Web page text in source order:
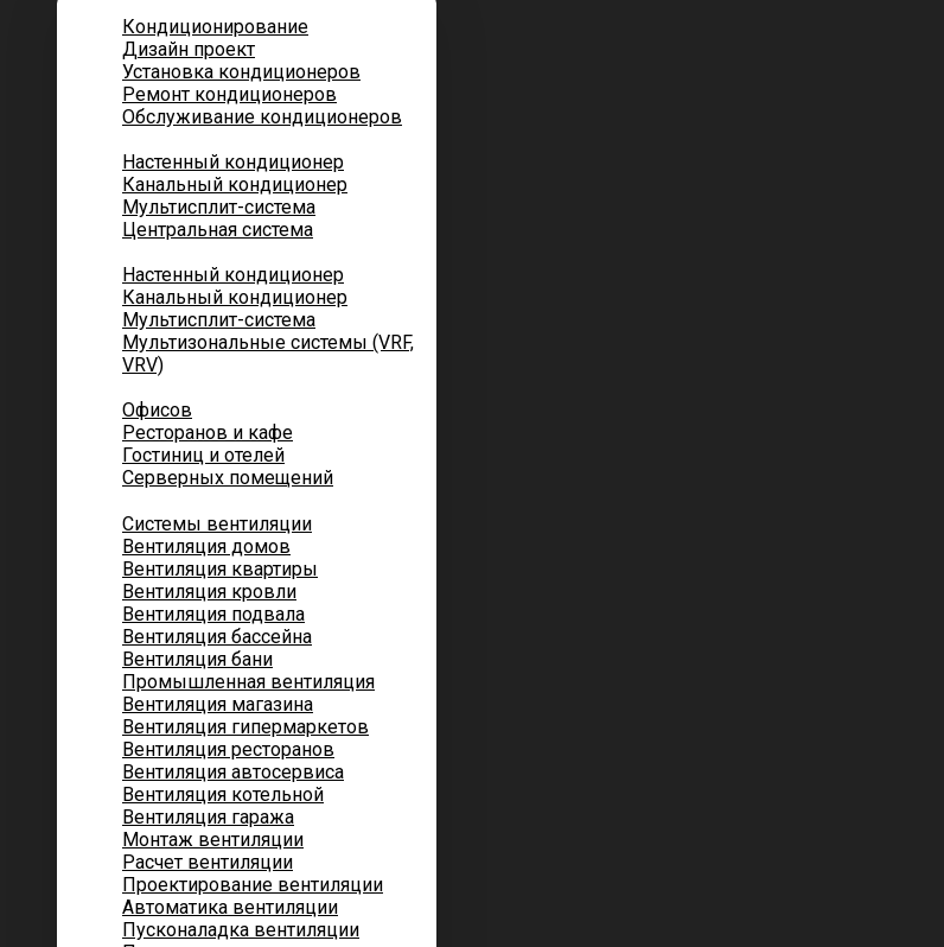
Кондиционирование
Дизайн проект
Установка кондиционеров
Ремонт кондиционеров
Обслуживание кондиционеров
Настенный кондиционер
Канальный кондиционер
Мультисплит-система
Центральная система
Настенный кондиционер
Канальный кондиционер
Мультисплит-система
Мультизональные системы (VRF,
VRV)
Офисов
Ресторанов и кафе
Гостиниц и отелей
Серверных помещений
Системы вентиляции
Вентиляция домов
Вентиляция квартиры
Вентиляция кровли
Вентиляция подвала
Вентиляция бассейна
Вентиляция бани
Промышленная вентиляция
Вентиляция магазина
Вентиляция гипермаркетов
Вентиляция ресторанов
Вентиляция автосервиса
Вентиляция котельной
Вентиляция гаража
Монтаж вентиляции
Расчет вентиляции
Проектирование вентиляции
Автоматика вентиляции
Пусконаладка вентиляции